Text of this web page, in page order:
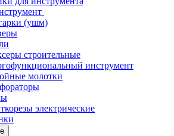
(ушм)
строительные
инструмент
молотки
электрические